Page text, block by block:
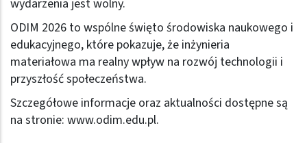
wydarzenia jest wolny.
ODIM 2026 to wspólne święto środowiska naukowego i
edukacyjnego, które pokazuje, że inżynieria
materiałowa ma realny wpływ na rozwój technologii i
przyszłość społeczeństwa.
Szczegółowe informacje oraz aktualności dostępne są
na stronie: www.odim.edu.pl.